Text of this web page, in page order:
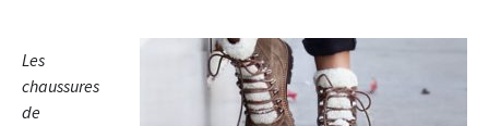
Les
chaussures
de